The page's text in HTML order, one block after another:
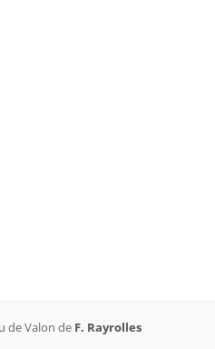
de Valon de F. Rayrolles